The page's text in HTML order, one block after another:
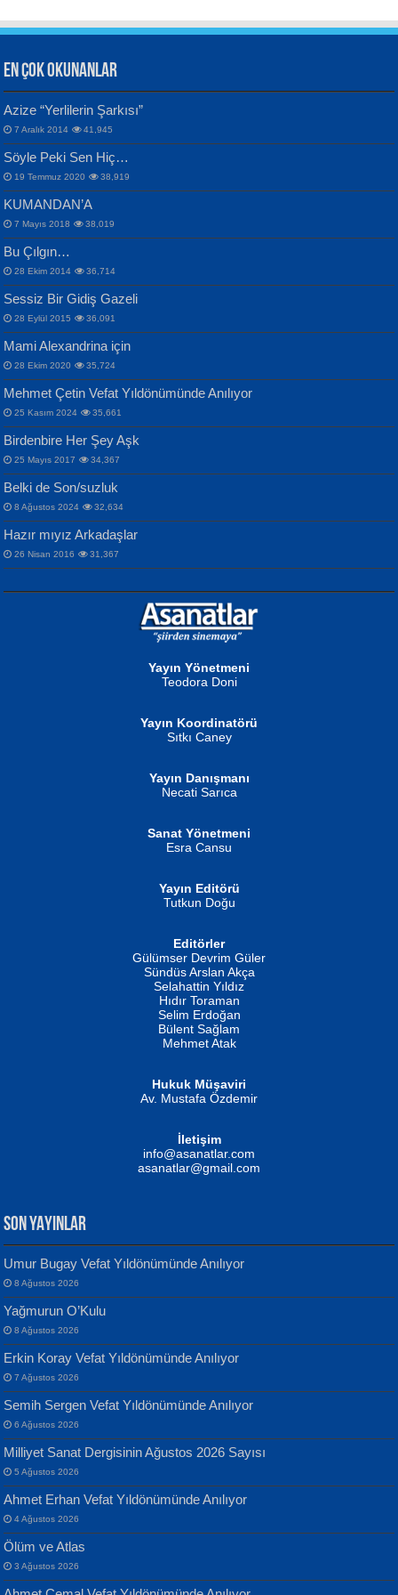
VAHDETTİN YİĞİTCAN
Samimiyet Nedir?...
İPEK ACAR SERT
Gazze’nin Şecaati, Ümmetin İmtihanı...
MAHMUT GÜRBÜZ
İbrahim Olmak ve Bitirebilmek...
NURAN KÖSE BAYDAR
İSMAİL OKUTAN
Erkeklerin Kahrolması Ne Demektir
MUSTAFA KELOĞLU
Yarına İz Bırakmak...
ATİLLA ÖZEN
Sultan Olmadan Önce Eyüp...
Bülent Sağlam
Mescid-i Aksâ Üstüne Ay!...
Selahattin Yıldız
İdrakimle Üşürken...
Songül Özel
Mahzen...
Ben Deniz Değilim ki...
Evvel Zaman Tanrıçası...
Yılmaz Ekinci
Geceye Söylenen...
Banu Sancak
Defterimden İçeri...
CAHİT SITKI TARANCI
Otuz Beş Yaş Şiiri...
ERDEM BAYAZIT
Sana, Bana, Vatanıma, Ülkemin
İnsanlarına Dair...
NAZIM HİKMET RAN
Bir Cezaevinde, Tecritteki Adamın
Mektupları...
EN ÇOK OKUNANLAR
Azize “Yerlilerin Şarkısı”
7 Aralık 2014 41,945
Söyle Peki Sen Hiç…
19 Temmuz 2020 38,919
KUMANDAN’A
7 Mayıs 2018 38,019
Bu Çılgın…
28 Ekim 2014 36,714
Sessiz Bir Gidiş Gazeli
28 Eylül 2015 36,091
Mami Alexandrina için
28 Ekim 2020 35,724
Mehmet Çetin Vefat Yıldönümünde Anılıyor
25 Kasım 2024 35,661
Birdenbire Her Şey Aşk
25 Mayıs 2017 34,367
Belki de Son/suzluk
8 Ağustos 2024 32,634
Hazır mıyız Arkadaşlar
26 Nisan 2016 31,367
Yayın Yönetmeni
Teodora Doni
Yayın Koordinatörü
Sıtkı Caney
Yayın Danışmanı
Necati Sarıca
Sanat Yönetmeni
Esra Cansu
Yayın Editörü
Tutkun Doğu
Editörler
Gülümser Devrim Güler
Sündüs Arslan Akça
Selahattin Yıldız
Hıdır Toraman
Selim Erdoğan
Bülent Sağlam
Mehmet Atak
Hukuk Müşaviri
Av. Mustafa Özdemir
İletişim
info@asanatlar.com
asanatlar@gmail.com
SON YAYINLAR
Umur Bugay Vefat Yıldönümünde Anılıyor
8 Ağustos 2026
Yağmurun O’Kulu
8 Ağustos 2026
Erkin Koray Vefat Yıldönümünde Anılıyor
7 Ağustos 2026
Semih Sergen Vefat Yıldönümünde Anılıyor
6 Ağustos 2026
Milliyet Sanat Dergisinin Ağustos 2026 Sayısı
5 Ağustos 2026
Ahmet Erhan Vefat Yıldönümünde Anılıyor
4 Ağustos 2026
Ölüm ve Atlas
3 Ağustos 2026